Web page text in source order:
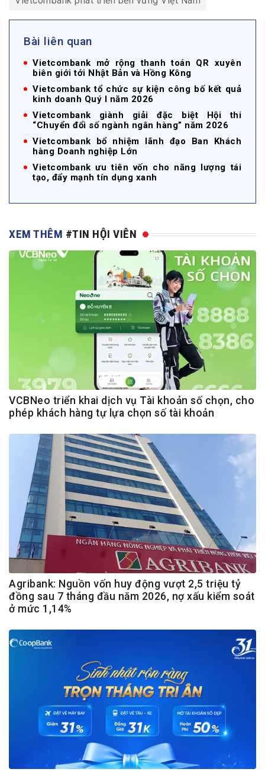
Bài liên quan
Vietcombank mở rộng thanh toán QR xuyên
biên giới tới Nhật Bản và Hồng Kông
Vietcombank tổ chức sự kiện công bố kết quả
kinh doanh Quý I năm 2026
Vietcombank giành giải đặc biệt Hội thi
“Chuyển đổi số ngành ngân hàng” năm 2026
Vietcombank bổ nhiệm lãnh đạo Ban Khách
hàng Doanh nghiệp Lớn
Vietcombank ưu tiên vốn cho năng lượng tái
tạo, đẩy mạnh tín dụng xanh
XEM THÊM #TIN HỘI VIÊN
VCBNeo triển khai dịch vụ Tài khoản số chọn, cho
phép khách hàng tự lựa chọn số tài khoản
Agribank: Nguồn vốn huy động vượt 2,5 triệu tỷ
đồng sau 7 tháng đầu năm 2026, nợ xấu kiểm soát
ở mức 1,14%